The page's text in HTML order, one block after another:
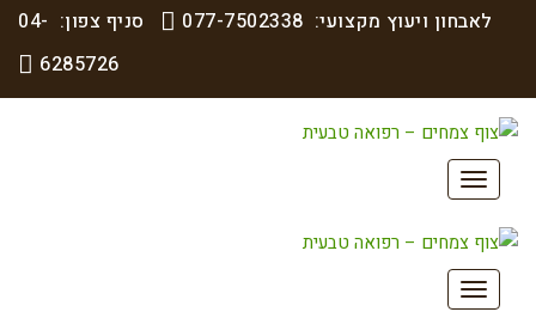
לאבחון ויעוץ מקצועי: 077-7502338 סניף צפון: 04-
6285726
תפריט
תפריט